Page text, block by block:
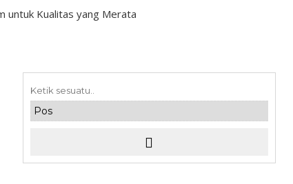
untuk Kualitas yang Merata